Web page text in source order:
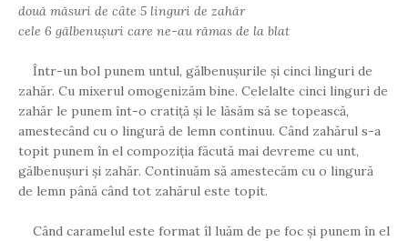
două măsuri de câte 5 linguri de zahăr
cele 6 gălbenușuri care ne-au rămas de la blat
Într-un bol punem untul, gălbenușurile și cinci linguri de
zahăr. Cu mixerul omogenizăm bine. Celelalte cinci linguri de
zahăr le punem înt-o cratiță și le lăsăm să se topească,
amestecând cu o lingură de lemn continuu. Când zahărul s-a
topit punem în el compoziția făcută mai devreme cu unt,
gălbenușuri și zahăr. Continuăm să amestecăm cu o lingură
de lemn până când tot zahărul este topit.
Când caramelul este format îl luăm de pe foc și punem în el